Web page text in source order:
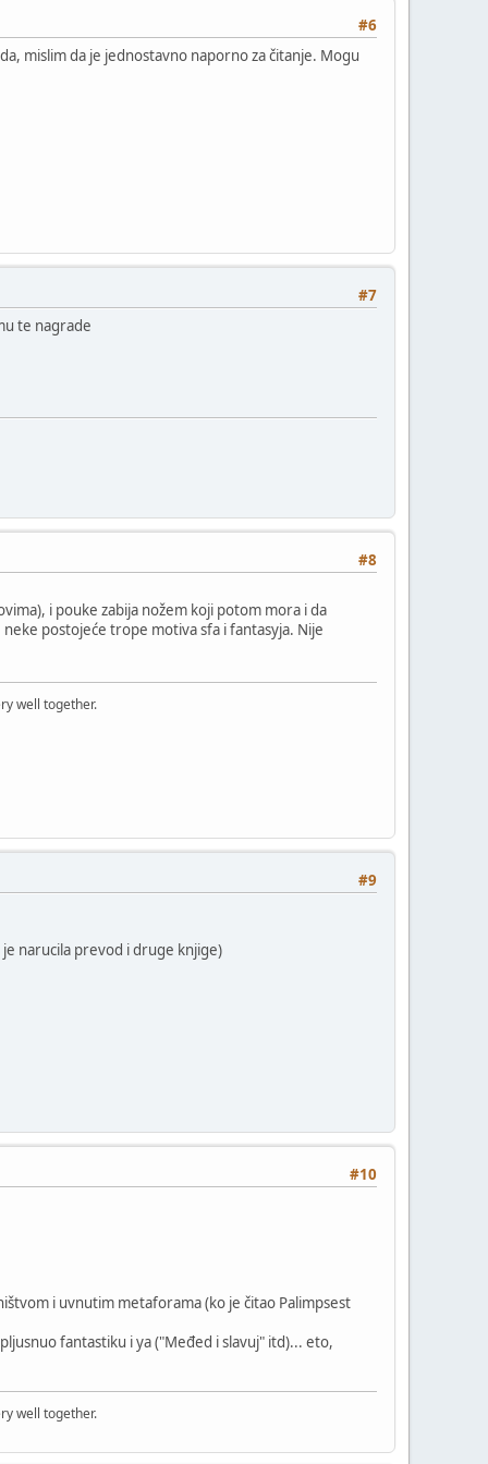
#6
mislim da je jednostavno naporno za čitanje. Mogu
#7
te nagrade
#8
i pouke zabija nožem koji potom mora i da
postojeće trope motiva sfa i fantasyja. Nije
well together.
#9
narucila prevod i druge knjige)
#10
i uvnutim metaforama (ko je čitao Palimpsest
fantastiku i ya ("Međed i slavuj" itd)... eto,
well together.